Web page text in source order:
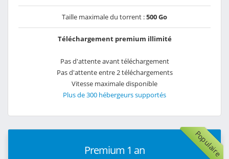
Taille maximale du torrent :500 Go
Téléchargement premium illimité
Pas d'attente avant téléchargement
Pas d'attente entre 2 téléchargements
Vitesse maximale disponible
Plus de 300 hébergeurs supportés
Populaire
Premium 1 an